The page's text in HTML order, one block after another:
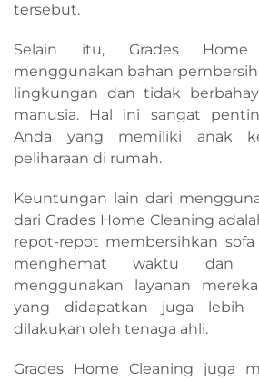
tersebut.
Selain itu, Grades Home
menggunakan bahan
lingkungan dan tidak
manusia. Hal ini sangat
Anda yang memiliki anak
peliharaan di rumah.
Keuntungan lain dari
dari Grades Home Cleaning
repot-repot membersihkan sofa
menghemat waktu dan
menggunakan layanan
yang didapatkan juga lebih
dilakukan oleh tenaga ahli.
Grades Home Cleaning juga